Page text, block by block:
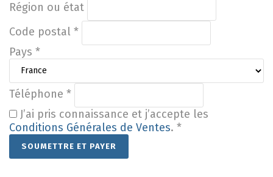
Région ou état
Code postal *
Pays *
Téléphone *
J’ai pris connaissance et j’accepte les
Conditions Générales de Ventes. *